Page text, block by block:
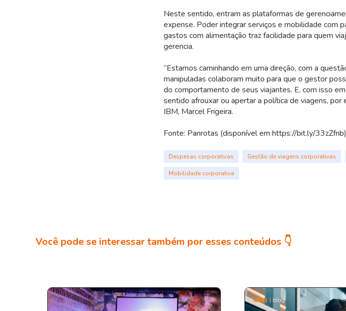
Neste sentido, entram as plataformas de
expense. Poder integrar serviços e mobilidade com
gastos com alimentação traz facilidade para quem
gerencia.
“Estamos caminhando em uma direção, com a
manipuladas colaboram muito para que o gestor
do comportamento de seus viajantes. E, com isso
sentido afrouxar ou apertar a política de viagens, por
IBM, Marcel Frigeira.
Fonte: Panrotas (disponível em https://bit.ly/
Despesas corporativas Gestão de viagens corporativas
Mobilidade corporativa
Você pode se interessar também por esses conteúdos 👇